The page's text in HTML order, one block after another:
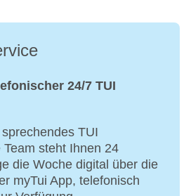
24/7 TUI
TUI
steht Ihnen 24
die Woche digital über die
myTui App, telefonisch